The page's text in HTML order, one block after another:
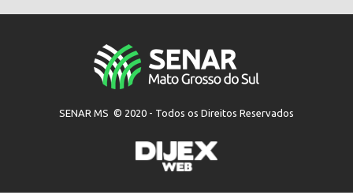
SENAR MS © 2020 - Todos os Direitos Reservados